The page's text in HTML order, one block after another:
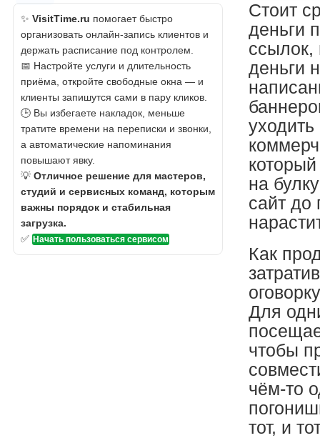
Стоит
деньги
ссылок,
деньги
который
на
сайт до
Как
Для
чтобы
чём-то
тот, и
✨ VisitTime.ru помогает быстро
организовать онлайн-запись клиентов и
держать расписание под контролем.
📅 Настройте услуги и длительность
приёма, откройте свободные окна — и
клиенты запишутся сами в пару кликов.
🕒 Вы избегаете накладок, меньше
тратите времени на переписки и звонки,
а автоматические напоминания
повышают явку.
💡 Отличное решение для мастеров,
студий и сервисных команд, которым
важны порядок и стабильная
загрузка.
✅ Начать пользоваться сервисом